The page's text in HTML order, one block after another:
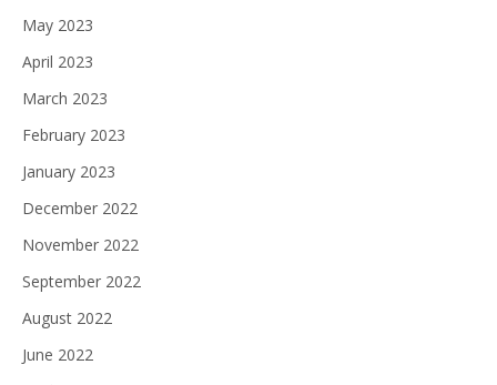
May 2023
April 2023
March 2023
February 2023
January 2023
December 2022
November 2022
September 2022
August 2022
June 2022